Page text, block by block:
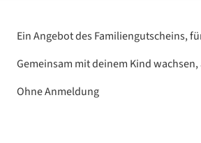
Ein Angebot des Familiengutscheins,
Gemeinsam mit deinem Kind
Ohne Anmeldung